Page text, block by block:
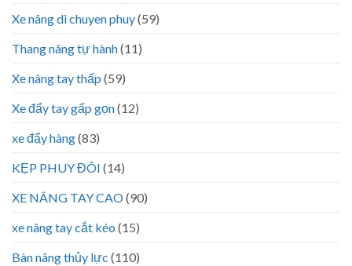
Xe nâng di chuyen phuy(59)
Thang nâng tự hành(11)
Xe nâng tay thấp (59)
Xe đẩy tay gấp gọn(12)
xe đẩy hàng(83)
KẸP PHUY ĐÔI (14)
XE NÂNG TAY CAO(90)
xe nâng tay cắt kéo (15)
Bàn nâng thủy lực (110)